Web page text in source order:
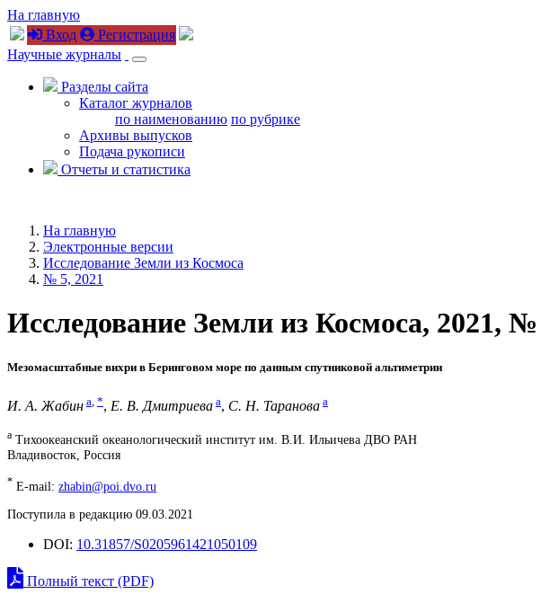
На главную
Вход
Регистрация
Научные журналы
Разделы сайта
Каталог журналов
по наименованию по рубрике
Архивы выпусков
Подача рукописи
Отчеты и статистика
На главную
Электронные версии
Исследование Земли из Космоса
№ 5, 2021
Исследование Земли из Космоса, 2021, №
Мезомасштабные вихри в Беринговом море по данным спутниковой альтиметрии
И. А. Жабин a *, Е. В. Дмитриева a, С. Н. Таранова a
a Тихоокеанский океанологический институт им. В.И. Ильичева ДВО РАН
Владивосток, Россия
* E-mail: zhabin@poi.dvo.ru
Поступила в редакцию 09.03.2021
DOI: 10.31857/S0205961421050109
Полный текст (PDF)